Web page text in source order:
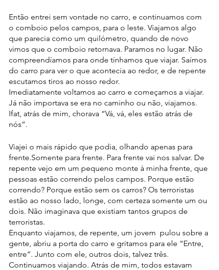
Então entrei sem vontade no carro, e continuamos com
o comboio pelos campos, para o leste. Viajamos algo
que parecia como um quilómetro, quando de novo
vimos que o comboio retornava. Paramos no lugar. Não
compreendíamos para onde tínhamos que viajar. Saímos
do carro para ver o que acontecia ao redor, e de repente
escutamos tiros ao nosso redor.
Imediatamente voltamos ao carro e começamos a viajar.
Já não importava se era no caminho ou não, viajamos.
Ifat, atrás de mim, chorava “Vá, vá, eles estão atrás de
nós”.
Viajei o mais rápido que podia, olhando apenas para
frente.Somente para frente. Para frente vai nos salvar. De
repente vejo em um pequeno monte à minha frente, que
pessoas estão correndo pelos campos. Porque estão
correndo? Porque estão sem os carros? Os terroristas
estão ao nosso lado, longe, com certeza somente um ou
dois. Não imaginava que existiam tantos grupos de
terroristas.
Enquanto viajamos, de repente, um jovem  pulou sobre a
gente, abriu a porta do carro e gritamos para ele “Entre,
entre”. Junto com ele, outros dois, talvez três.
Continuamos viajando. Atrás de mim, todos estavam